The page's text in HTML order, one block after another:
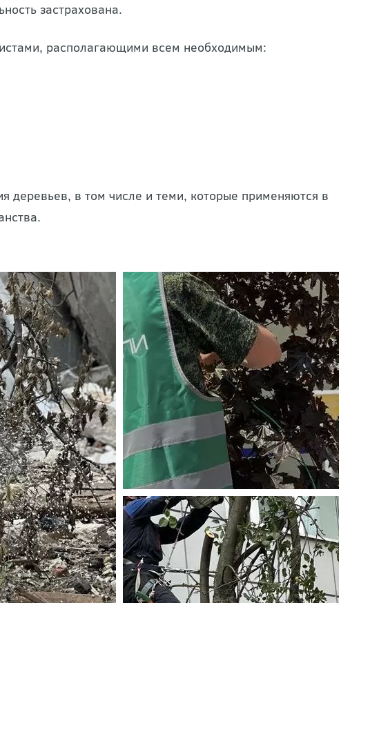
застрахована.
располагающими всем необходимым:
деревьев, в том числе и теми, которые применяются в